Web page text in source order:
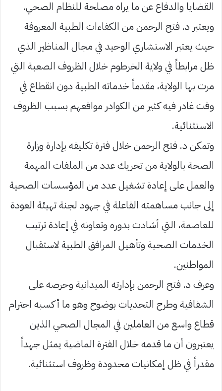
القضايا والدفاع عن ما يراه مصلحة للنظام الصحي.
ويعتبر د. فتح الرحمن من الكفاءات الطبية المعروفة
حيث يعتبر الاستشاري الوحيد في مجال المناظير الذي
ظل مرابطاً في ولاية الخرطوم خلال الظروف الصعبة التي
مرت بها الولاية، مقدماً خدماته الطبية دون انقطاع في
وقت غادر فيه كثير من الكوادر مواقعهم بسبب الظروف
الاستثنائية.
وتمكن د. فتح الرحمن خلال فترة تكليفه بإدارة وزارة
الصحة بالولاية من تحريك عدد من الملفات المهمة
والعمل على إعادة تشغيل عدد من المؤسسات الصحية
إلى جانب مساهمته الفاعلة في جهود لجنة تهيئة العودة
للعاصمة، التي أشادت بدوره وتعاونه في إعادة ترتيب
الخدمات الصحية وتأهيل المرافق الطبية لاستقبال
المواطنين.
وعرف د. فتح الرحمن بإدارته الميدانية وحرصه على
الشفافية وطرح التحديات بوضوح وهو ما أكسبه احترام
قطاع واسع من العاملين في المجال الصحي الذين
يعتبرون أن ما قدمه خلال الفترة الماضية يمثل جهداً
مقدراً في ظل إمكانيات محدودة وظروف استثنائية.